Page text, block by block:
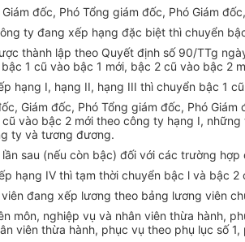
đốc, Phó Tổng giám đốc, Phó Giám
ty đang xếp hạng đặc biệt thì chuyển
thành lập theo Quyết định số 90/TTg
1 cũ vào bậc 1 mới, bậc 2 cũ vào bậc 2
hạng I, hạng II, hạng III thì chuyển bậc 1
Giám đốc, Phó Tổng giám đốc, Phó
cũ vào bậc 2 mới theo công ty hạng I,
ty và tương đương.
sau (nếu còn bậc) đối với các trường
hạng IV thì tạm thời chuyển bậc l và bậc
đang xếp lương theo bảng lương viên
môn, nghiệp vụ và nhân viên thừa hành,
viên thừa hành, phục vụ theo phụ lục số